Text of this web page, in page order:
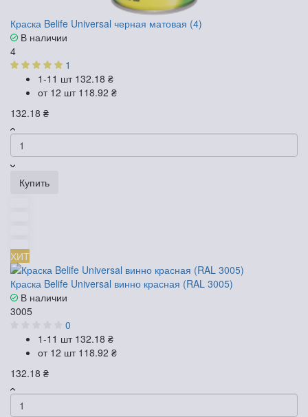
Краска Belife Universal черная матовая (4)
В наличии
4
1
1-11 шт 132.18 ₴
от 12 шт 118.92 ₴
132.18 ₴
Купить
ХИТ
Краска Belife Universal винно красная (RAL 3005)
В наличии
3005
0
1-11 шт 132.18 ₴
от 12 шт 118.92 ₴
132.18 ₴